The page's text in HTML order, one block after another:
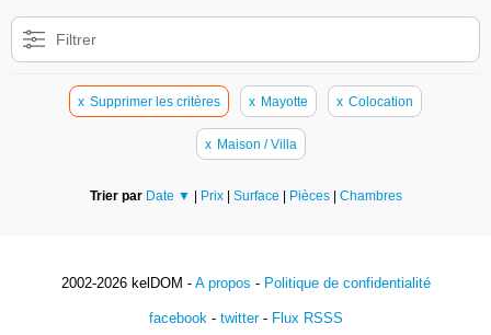
Filtrer
x Supprimer les critères x Mayotte x Colocation
x Maison / Villa
Trier par Date ▼ | Prix | Surface | Pièces | Chambres
2002-2026 kelDOM - A propos - Politique de confidentialité
facebook- twitter- Flux RSSS